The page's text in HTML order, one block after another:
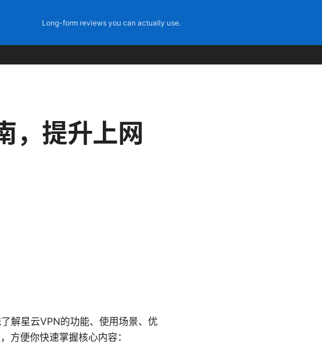
Long-form reviews you can actually use.
，提升上网
解星云VPN的功能、使用场景、优
方便你快速掌握核心内容：